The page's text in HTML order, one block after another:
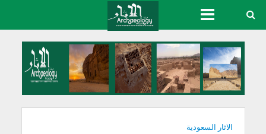
الاثار السعودية